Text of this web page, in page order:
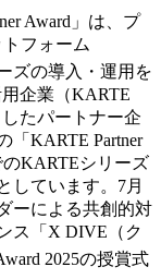
Award」は、プ
フォーム
ズの導入・運用を
企業（KARTE
たパートナー企
「KARTE Partner
のKARTEシリーズ
しています。7月
ーによる共創的対
ス「X DIVE（ク
2025の授賞式